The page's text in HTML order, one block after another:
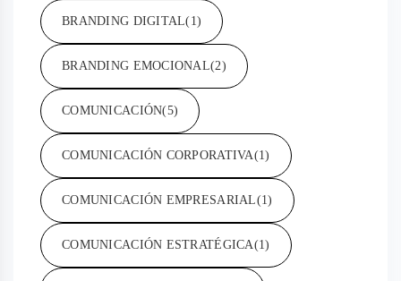
BRANDING DIGITAL(1)
BRANDING EMOCIONAL(2)
COMUNICACIÓN(5)
COMUNICACIÓN CORPORATIVA(1)
COMUNICACIÓN EMPRESARIAL(1)
COMUNICACIÓN ESTRATÉGICA(1)